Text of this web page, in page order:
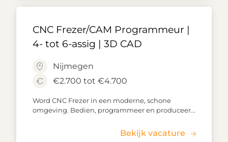
CNC Frezer/CAM Programmeur |
4- tot 6-assig | 3D CAD
Nijmegen
€2.700 tot €4.700
Word CNC Frezer in een moderne, schone
omgeving. Bedien, programmeer en produceer...
Bekijk vacature